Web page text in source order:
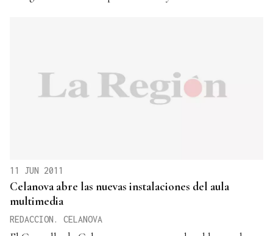
11 JUN 2011
Celanova abre las nuevas instalaciones del aula
multimedia
REDACCION. CELANOVA